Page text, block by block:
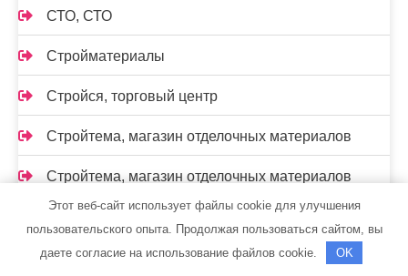
СТО, СТО
Стройматериалы
Стройся, торговый центр
Стройтема, магазин отделочных материалов
Стройтема, магазин отделочных материалов
Таежный привал, мини-гостиница
Терминал-моторс, официальный дилер LADA
Этот веб-сайт использует файлы cookie для улучшения
пользовательского опыта. Продолжая пользоваться сайтом, вы
даете согласие на использование файлов cookie.
OK